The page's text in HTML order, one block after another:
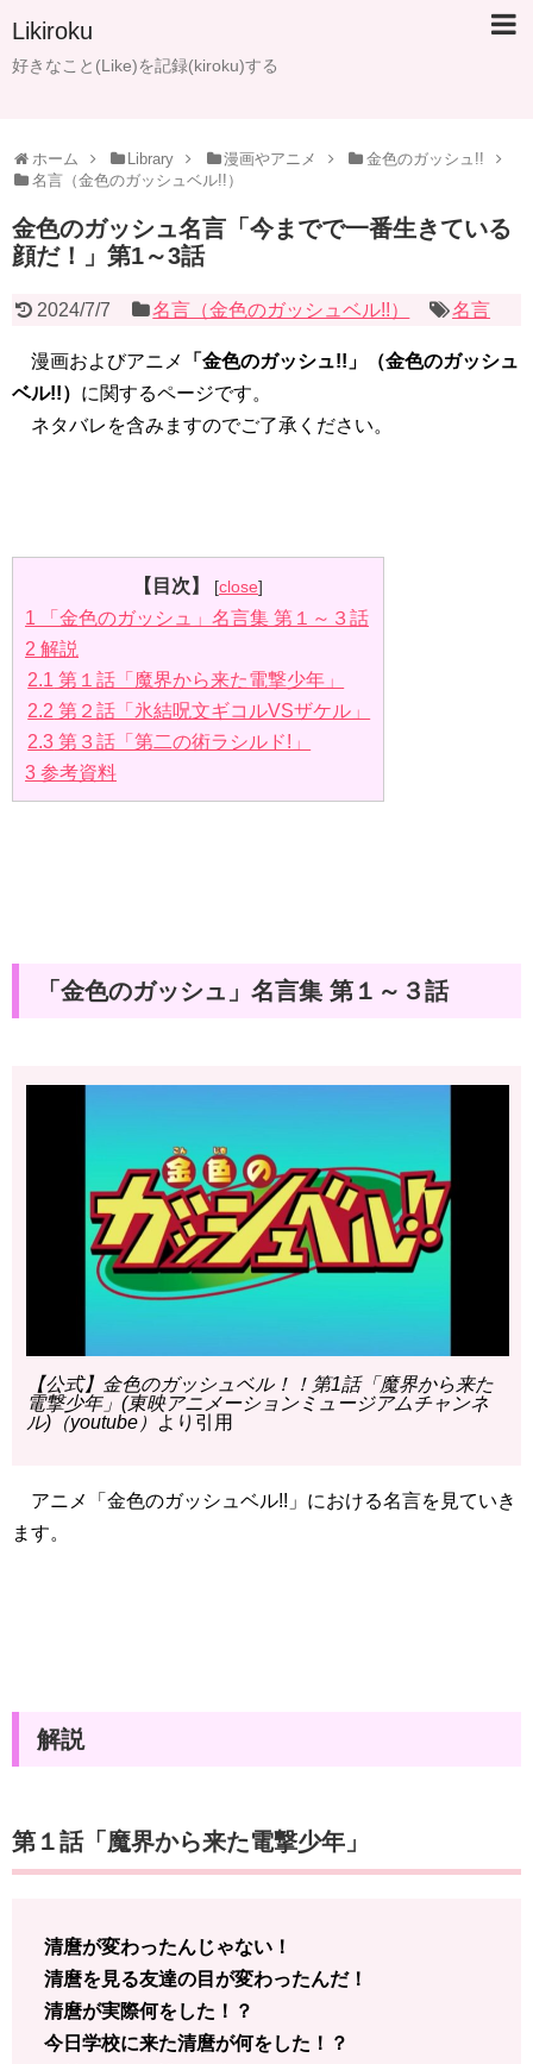
Likiroku
好きなこと(Like)を記録(kiroku)する
ホーム Library 漫画やアニメ
金色のガッシュ!!
名言（金色のガッシュベル!!）
金色のガッシュ名言「今までで一番生きている
顔だ！」第1～3話
2024/7/7 名言（金色のガッシュベル!!） 名言
漫画およびアニメ
「金色のガッシュ!!」（金色のガッシュ
ベル!!） に関するページです。
ネタバレを含みますのでご了承ください。
【目次】 [close]
1 「金色のガッシュ」名言集 第１～３話
2 解説
2.1 第１話「魔界から来た電撃少年」
2.2 第２話「氷結呪文ギコルVSザケル」
2.3 第３話「第二の術ラシルド!」
3 参考資料
「金色のガッシュ」名言集 第１～３話
【公式】金色のガッシュベル！！第1話「魔界から来た
電撃少年」(東映アニメーションミュージアムチャンネ
ル)（youtube）
より引用
アニメ「金色のガッシュベル!!」における名言を見ていき
ます。
解説
第１話「魔界から来た電撃少年」
清麿が変わったんじゃない！
清麿を見る友達の目が変わったんだ！
清麿が実際何をした！？
今日学校に来た清麿が何をした！？